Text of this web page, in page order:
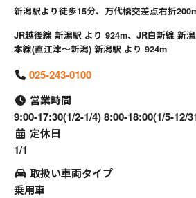
新潟駅より徒歩15分、万代橋交差点右折
JR越後線 新潟駅 より 924m、JR白新線 新
本線(直江津～新潟) 新潟駅 より 924m
025-243-0100
営業時間
9:00-17:30(1/2-1/4) 8:00-18:00(1/5-12/
定休日
1/1
取扱い車両タイプ
乗用車